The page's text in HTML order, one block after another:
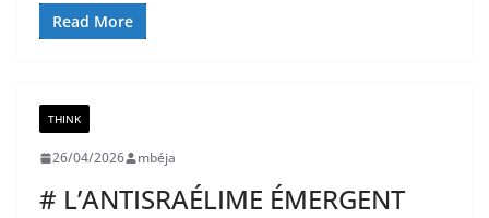
Read More
THINK
26/04/2026 mbéja
# L’ANTISRAÉLIME ÉMERGENT